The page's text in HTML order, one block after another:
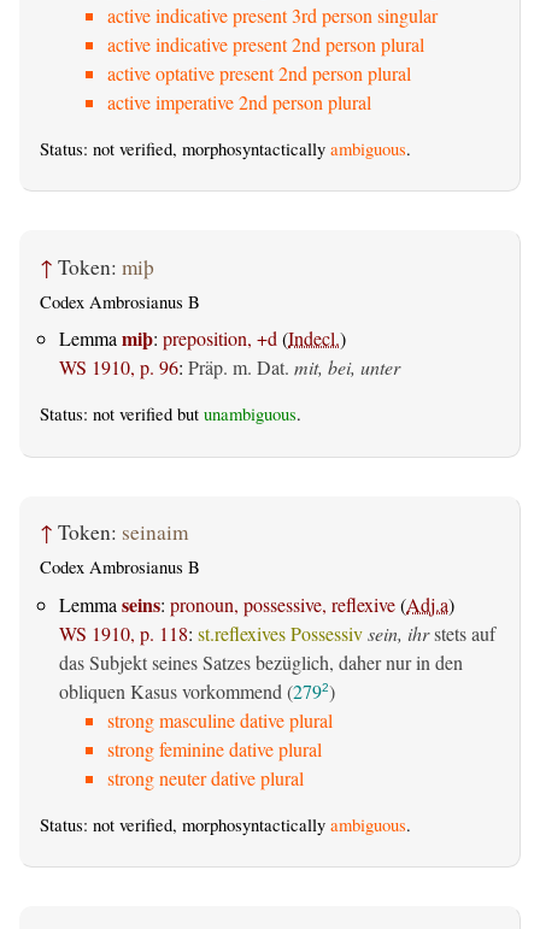
active indicative present 3rd person singular
active indicative present 2nd person plural
active optative present 2nd person plural
active imperative 2nd person plural
Status: not verified, morphosyntactically ambiguous.
↑ Token: miþ
Codex Ambrosianus B
Lemmamiþ: preposition, +d(Indecl.)
WS 1910, p. 96: Präp. m. Dat. mit, bei, unter
Status: not verified but unambiguous.
↑ Token: seinaim
Codex Ambrosianus B
Lemma seins: pronoun, possessive, reflexive(Adj.a)
WS 1910, p. 118: st.reflexives Possessivsein, ihrstets auf
das Subjekt seines Satzes bezüglich, daher nur in den
obliquen Kasus vorkommend (2792)
strong masculine dative plural
strong feminine dative plural
strong neuter dative plural
Status: not verified, morphosyntactically ambiguous.